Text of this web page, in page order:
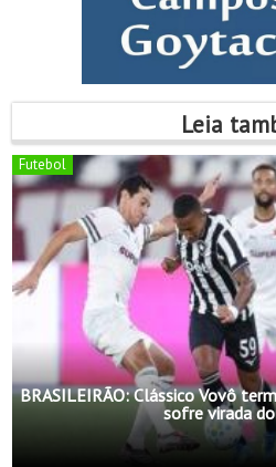
Leia
Futebol
BRASILEIRÃO: Clássico Vovô
sofre virada